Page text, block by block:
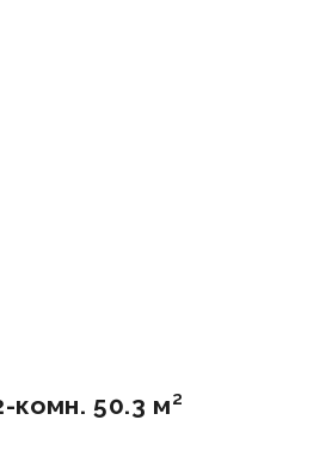
комн. 50.3 м²